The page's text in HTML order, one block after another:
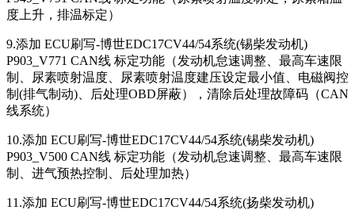
度上升，排温标定）
9.添加 ECU刷写-博世EDC17CV44/54系统(锡柴发动机)
P903_V771 CAN线 标定功能（发动机怠速调整、最高车速限
制、尿素喷射温度、尿素喷射温度建压设定最小值、电磁阀控
制(排气制动)、后处理OBD屏蔽），清除后处理故障码（CAN
线系统）
10.添加 ECU刷写-博世EDC17CV44/54系统(锡柴发动机)
P903_V500 CAN线 标定功能（发动机怠速调整、最高车速限
制、进气预热控制、后处理加热）
11.添加 ECU刷写-博世EDC17CV44/54系统(扬柴发动机)